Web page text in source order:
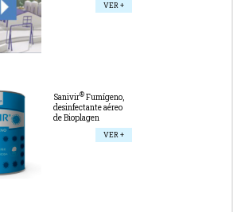
VER +
Sanivir®Fumígeno,
desinfectante aéreo
de Bioplagen
VER +